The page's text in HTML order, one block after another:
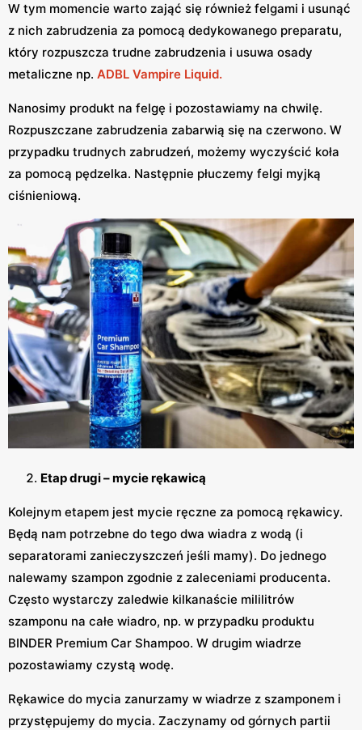
W tym momencie warto zająć się również felgami i usunąć
z nich zabrudzenia za pomocą dedykowanego preparatu,
który rozpuszcza trudne zabrudzenia i usuwa osady
metaliczne np. ADBL Vampire Liquid.
Nanosimy produkt na felgę i pozostawiamy na chwilę.
Rozpuszczane zabrudzenia zabarwią się na czerwono. W
przypadku trudnych zabrudzeń, możemy wyczyścić koła
za pomocą pędzelka. Następnie płuczemy felgi myjką
ciśnieniową.
Etap drugi – mycie rękawicą
Kolejnym etapem jest mycie ręczne za pomocą rękawicy.
Będą nam potrzebne do tego dwa wiadra z wodą (i
separatorami zanieczyszczeń jeśli mamy). Do jednego
nalewamy szampon zgodnie z zaleceniami producenta.
Często wystarczy zaledwie kilkanaście mililitrów
szamponu na całe wiadro, np. w przypadku produktu
BINDER Premium Car Shampoo. W drugim wiadrze
pozostawiamy czystą wodę.
Rękawice do mycia zanurzamy w wiadrze z szamponem i
przystępujemy do mycia. Zaczynamy od górnych partii